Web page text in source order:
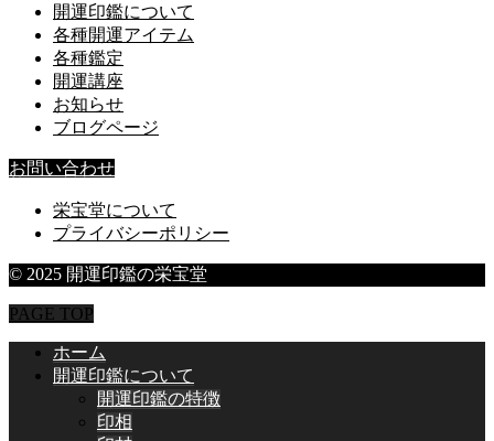
開運印鑑について
各種開運アイテム
各種鑑定
開運講座
お知らせ
ブログページ
お問い合わせ
栄宝堂について
プライバシーポリシー
© 2025 開運印鑑の栄宝堂
PAGE TOP
ホーム
開運印鑑について
開運印鑑の特徴
印相